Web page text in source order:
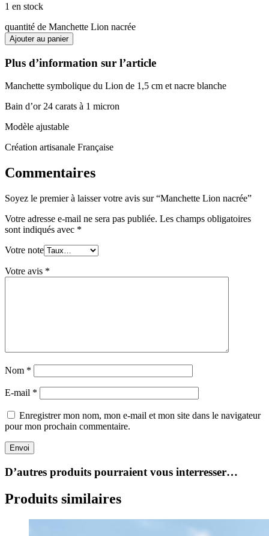
1 en stock
quantité de Manchette Lion nacrée
Ajouter au panier
Plus d’information sur l’article
Manchette symbolique du Lion de 1,5 cm et nacre blanche
Bain d’or 24 carats à 1 micron
Modèle ajustable
Création artisanale Française
Commentaires
Soyez le premier à laisser votre avis sur “Manchette Lion nacrée”
Votre adresse e-mail ne sera pas publiée. Les champs obligatoires
sont indiqués avec *
Votre note
Votre avis *
Nom *
E-mail *
Enregistrer mon nom, mon e-mail et mon site dans le navigateur
pour mon prochain commentaire.
Envoi
D’autres produits pourraient vous interresser…
Produits similaires